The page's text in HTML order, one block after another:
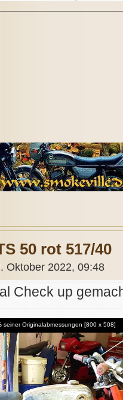
50 rot 517/40
Oktober 2022, 09:48
Check up
Originalabmessungen [800 x 508]